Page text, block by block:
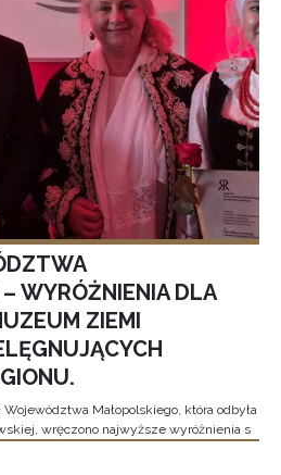
WYRÓŻNIENIA DLA
ZIEMI
Małopolskiego, która odbyła
wręczono najwyższe wyróżnienia s